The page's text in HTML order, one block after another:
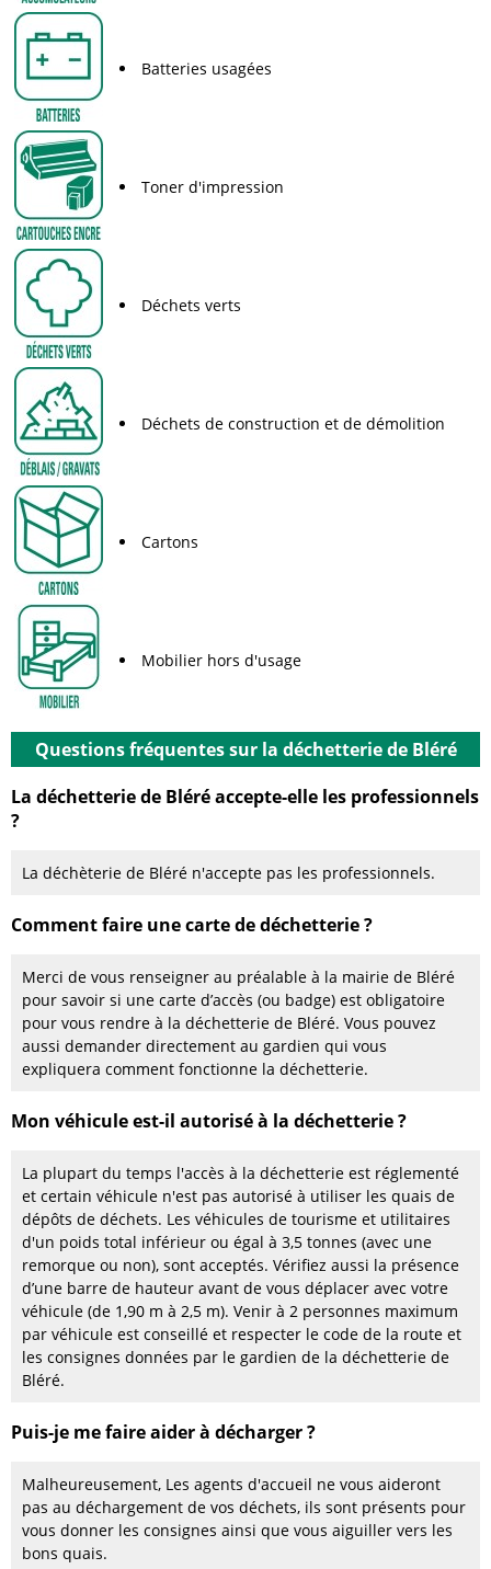
Batteries usagées
Toner d'impression
Déchets verts
Déchets de construction et de démolition
Cartons
Mobilier hors d'usage
Questions fréquentes sur la déchetterie de Bléré
La déchetterie de Bléré accepte-elle les professionnels
?
La déchèterie de Bléré n'accepte pas les professionnels.
Comment faire une carte de déchetterie ?
Merci de vous renseigner au préalable à la mairie de Bléré
pour savoir si une carte d’accès (ou badge) est obligatoire
pour vous rendre à la déchetterie de Bléré. Vous pouvez
aussi demander directement au gardien qui vous
expliquera comment fonctionne la déchetterie.
Mon véhicule est-il autorisé à la déchetterie ?
La plupart du temps l'accès à la déchetterie est réglementé
et certain véhicule n'est pas autorisé à utiliser les quais de
dépôts de déchets. Les véhicules de tourisme et utilitaires
d'un poids total inférieur ou égal à 3,5 tonnes (avec une
remorque ou non), sont acceptés. Vérifiez aussi la présence
d’une barre de hauteur avant de vous déplacer avec votre
véhicule (de 1,90 m à 2,5 m). Venir à 2 personnes maximum
par véhicule est conseillé et respecter le code de la route et
les consignes données par le gardien de la déchetterie de
Bléré.
Puis-je me faire aider à décharger ?
Malheureusement, Les agents d'accueil ne vous aideront
pas au déchargement de vos déchets, ils sont présents pour
vous donner les consignes ainsi que vous aiguiller vers les
bons quais.